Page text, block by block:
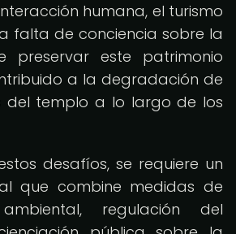
humana, el turismo
falta de conciencia sobre la
preservar este patrimonio
a la degradación de
del templo a lo largo de los
desafíos, se requiere un
que combine medidas de
regulación del